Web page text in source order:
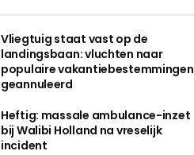
Vliegtuig staat vast op de
landingsbaan: vluchten naar
populaire vakantiebestemmingen
geannuleerd
Heftig: massale ambulance-inzet
bij Walibi Holland na vreselijk
incident